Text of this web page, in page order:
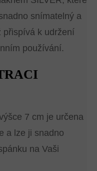
snímatelný a
přispívá k udržení
používání.
7 cm je určena
a lze ji snadno
na Vaši